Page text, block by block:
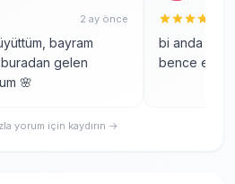
2 ay önce
bayram
gelen
🌸
bi anda
bence en
yorum için kaydırın →